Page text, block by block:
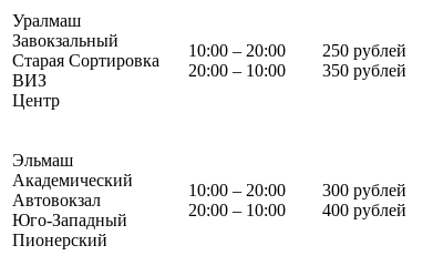
Уралмаш
Завокзальный
Старая Сортировка
ВИЗ
Центр
10:00 – 20:00
20:00 – 10:00
250 рублей
350 рублей
Эльмаш
Академический
Автовокзал
Юго-Западный
Пионерский
10:00 – 20:00
20:00 – 10:00
300 рублей
400 рублей